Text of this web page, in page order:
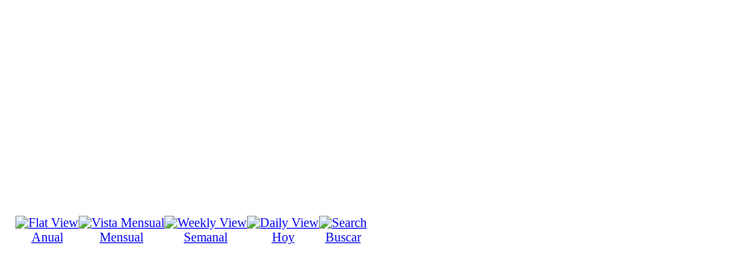
Anual Mensual Semanal Hoy Buscar